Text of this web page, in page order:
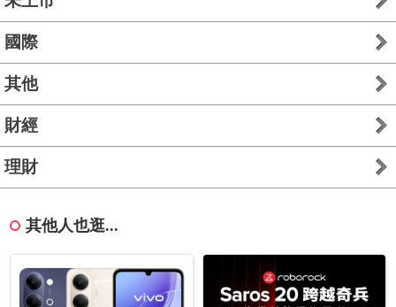
國際
其他
財經
理財
其他人也逛...